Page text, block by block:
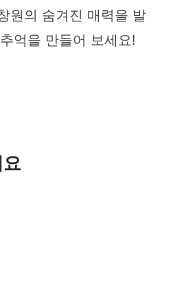
원의 숨겨진 매력을 발
억을 만들어 보세요!